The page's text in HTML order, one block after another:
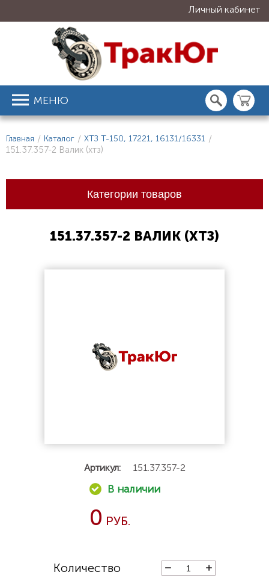
Личный кабинет
МЕНЮ
Главная / Каталог / ХТЗ Т-150, 17221, 16131/16331 /
151.37.357-2 Валик (хтз)
Категории товаров
151.37.357-2 ВАЛИК (ХТЗ)
Артикул: 151.37.357-2
0